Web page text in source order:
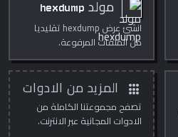
مولد hexdump
انشئ عرض hexdump تقليديا
من الملفات المرفوعة.
apps المزيد من الادوات
تصفح مجموعتنا الكاملة من
الادوات المجانية عبر الانترنت.